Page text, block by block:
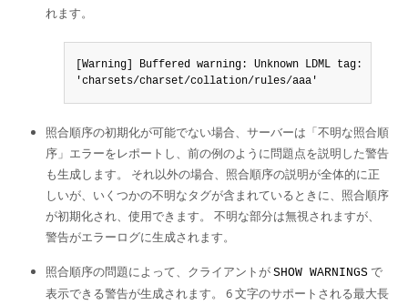
Developer Zone
れます。
[Warning] Buffered warning: Unknown LDML tag:
'charsets/charset/collation/rules/aaa'
照合順序の初期化が可能でない場合、サーバーは 「不明な照合順
序 」 エラーをレポートし、前の例のように問題点を説明した警告
も生成します。 それ以外の場合、照合順序の説明が全体的に正
しいが、いくつかの不明なタグが含まれているときに、照合順序
が初期化され、使用できます。 不明な部分は無視されますが、
警告がエラーログに生成されます。
照合順序の問題によって、クライアントが SHOW WARNINGS で
表示できる警告が生成されます。 6 文字のサポートされる最大長